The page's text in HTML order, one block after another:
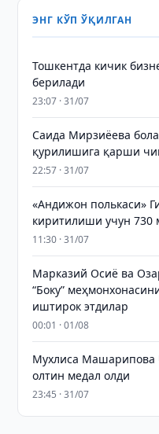
ЭНГ КЎП ЎҚИЛГАН
Тошкентда кичик
берилади
23:07 · 31/07
Саида Мирзиёева
қурилишига қарши
22:57 · 31/07
«Андижон полькаси»
киритилиши учун 730
11:30 · 31/07
Марказий Осиё ва
“Боку”
иштирок этдилар
00:01 · 01/08
Мухлиса Машарипова
олтин медал олди
23:45 · 31/07